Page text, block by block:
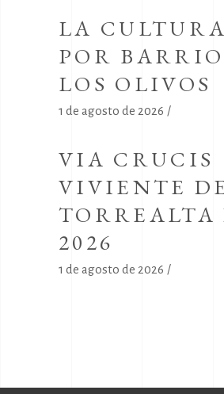
LA
POR
LOS OLIVOS
1 de agosto de 2026
VIA CRUCIS
VIVIENTE
TORREALTA
2026
1 de agosto de 2026